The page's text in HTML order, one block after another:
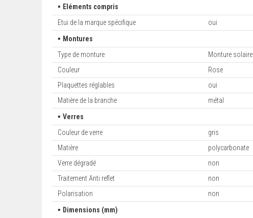
▪ Eléments compris
Etui de la marque spécifique
oui
▪ Montures
Type de monture
Monture solaire
Couleur
Rose
Plaquettes réglables
oui
Matière de la branche
métal
▪Verres
Couleur de verre
gris
Matière
polycarbonate
Verre dégradé
non
Traitement Anti reflet
non
Polarisation
non
▪ Dimensions (mm)